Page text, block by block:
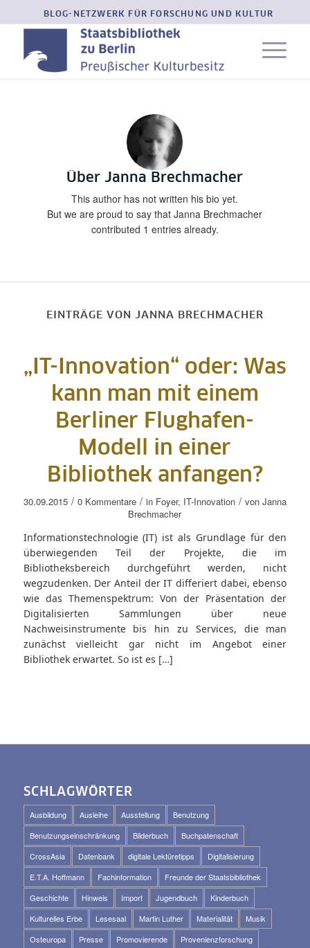
BLOG-NETZWERK FÜR FORSCHUNG UND KULTUR
ÜberJanna Brechmacher
This author has not written his bio yet.
But we are proud to say thatJanna Brechmacher
contributed 1 entries already.
EINTRÄGE VON JANNA BRECHMACHER
„IT-Innovation“ oder: Was
kann man mit einem
Berliner Flughafen-
Modell in einer
Bibliothek anfangen?
30.09.2015 / 0 Kommentare / in Foyer, IT-Innovation / von Janna
Brechmacher
Informationstechnologie (IT) ist als Grundlage für den
überwiegenden Teil der Projekte, die im
Bibliotheksbereich durchgeführt werden, nicht
wegzudenken. Der Anteil der IT differiert dabei, ebenso
wie das Themenspektrum: Von der Präsentation der
Digitalisierten Sammlungen über neue
Nachweisinstrumente bis hin zu Services, die man
zunächst vielleicht gar nicht im Angebot einer
Bibliothek erwartet. So ist es […]
SCHLAGWÖRTER
Ausbildung Ausleihe Ausstellung
Benutzung
Benutzungseinschränkung
Bilderbuch
Buchpatenschaft
CrossAsia
Datenbank digitale Lektüretipps
Digitalisierung
E.T.A. Hoffmann
Fachinformation
Freunde der Staatsbibliothek
Geschichte
Hinweis Import Jugendbuch
Kinderbuch
Kulturelles Erbe
Lesesaal Martin Luther Materialität
Musik
Osteuropa
Presse Promovierende
Provenienzforschung